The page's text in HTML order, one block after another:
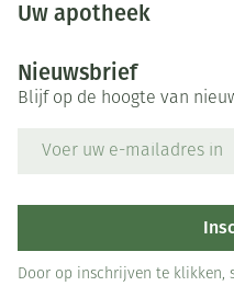
Uw apotheek
Nieuwsbrief
Blijf op de hoogte van
Door op inschrijven te klikken,